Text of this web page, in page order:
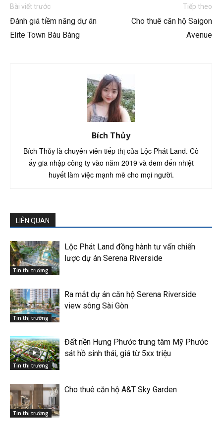
Bài viết trước
Đánh giá tiềm năng dự án
Elite Town Bàu Bàng
Tiếp theo
Cho thuê căn hộ Saigon
Avenue
Bích Thủy
Bích Thủy là chuyên viên tiếp thị của Lộc Phát Land. Cô
ấy gia nhập công ty vào năm 2019 và đem đến nhiệt
huyết làm việc mạnh mẽ cho mọi người.
LIÊN QUAN
Tin thị trường
Lộc Phát Land đồng hành tư vấn chiến
lược dự án Serena Riverside
Tin thị trường
Ra mắt dự án căn hộ Serena Riverside
view sông Sài Gòn
Tin thị trường
Đất nền Hưng Phước trung tâm Mỹ Phước
sát hồ sinh thái, giá từ 5xx triệu
Tin thị trường
Cho thuê căn hộ A&T Sky Garden